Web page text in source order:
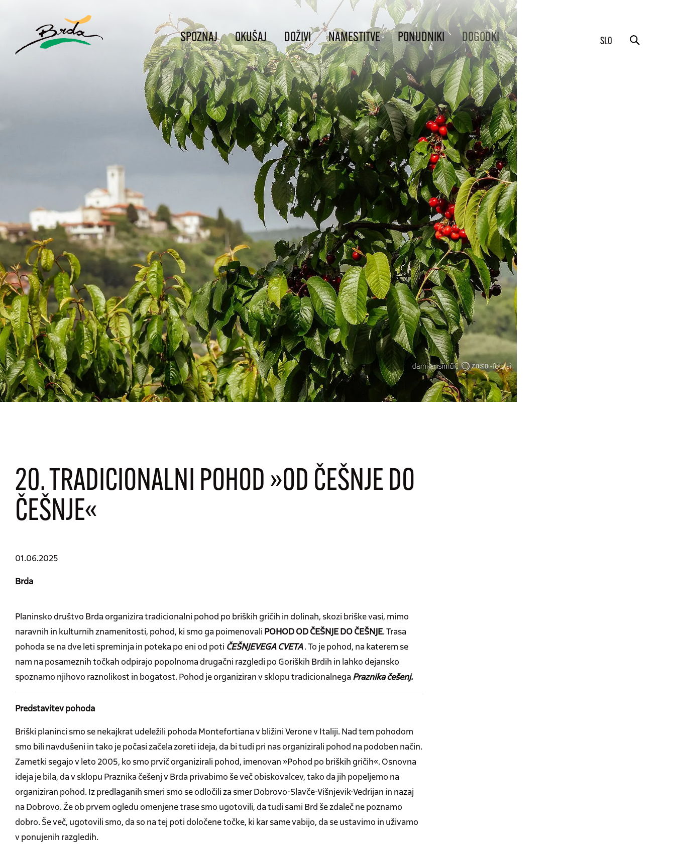
SLO
SPOZNAJ OKUŠAJ DOŽIVI NAMESTITVE PONUDNIKI DOGODKI
20. TRADICIONALNI POHOD »OD ČEŠNJE DO
ČEŠNJE«
01.06.2025
Brda
Planinsko društvo Brda organizira tradicionalni pohod po briških gričih in dolinah, skozi briške vasi, mimo
naravnih in kulturnih znamenitosti, pohod, ki smo ga poimenovali POHOD OD ČEŠNJE DO ČEŠNJE. Trasa
pohoda se na dve leti spreminja in poteka po eni od poti ČEŠNJEVEGA CVETA. To je pohod, na katerem se
nam na posameznih točkah odpirajo popolnoma drugačni razgledi po Goriških Brdih in lahko dejansko
spoznamo njihovo raznolikost in bogatost. Pohod je organiziran v sklopu tradicionalnegaPraznika češenj.
Predstavitev pohoda
Briški planinci smo se nekajkrat udeležili pohoda Montefortiana v bližini Verone v Italiji. Nad tem pohodom
smo bili navdušeni in tako je počasi začela zoreti ideja, da bi tudi pri nas organizirali pohod na podoben način.
Zametki segajo v leto 2005, ko smo prvič organizirali pohod, imenovan »Pohod po briških gričih«. Osnovna
ideja je bila, da v sklopu Praznika češenj v Brda privabimo še več obiskovalcev, tako da jih popeljemo na
organiziran pohod. Iz predlaganih smeri smo se odločili za smer Dobrovo-Slavče-Višnjevik-Vedrijan in nazaj
na Dobrovo. Že ob prvem ogledu omenjene trase smo ugotovili, da tudi sami Brd še zdaleč ne poznamo
dobro. Še več, ugotovili smo, da so na tej poti določene točke, ki kar same vabijo, da se ustavimo in uživamo
v ponujenih razgledih.